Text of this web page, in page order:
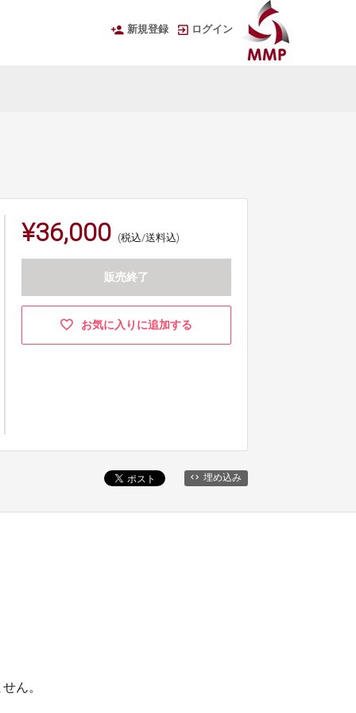
新規登録 ログイン
¥36,000 (税込/送料込)
販売終了
お気に入りに追加する
埋め込み
ん。